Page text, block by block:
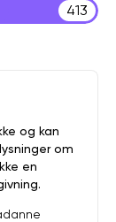
413
og kan
om
en